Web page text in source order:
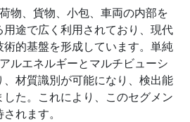
物、貨物、小包、車両の内部を
途で広く利用されており、現代
的基盤を形成しています。単純
ルエネルギーとマルチビューシ
材質識別が可能になり、検出能
た。これにより、このセグメン
れます。